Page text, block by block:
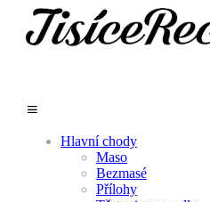
Hlavní chody
Maso
Bezmasé
Přílohy